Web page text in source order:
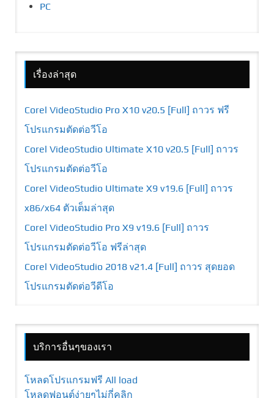
PC
เรื่องล่าสุด
Corel VideoStudio Pro X10 v20.5 [Full] ถาวร ฟรี
โปรแกรมตัดต่อวีโอ
Corel VideoStudio Ultimate X10 v20.5 [Full] ถาวร
โปรแกรมตัดต่อวีโอ
Corel VideoStudio Ultimate X9 v19.6 [Full] ถาวร
x86/x64 ตัวเต็มล่าสุด
Corel VideoStudio Pro X9 v19.6 [Full] ถาวร
โปรแกรมตัดต่อวีโอ ฟรีล่าสุด
Corel VideoStudio 2018 v21.4 [Full] ถาวร สุดยอด
โปรแกรมตัดต่อวีดีโอ
บริการอื่นๆของเรา
โหลดโปรแกรมฟรี All load
โหลดฟอนต์ง่ายๆไม่กี่คลิก